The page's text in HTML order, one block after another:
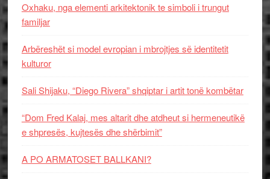
Oxhaku, nga elementi arkitektonik te simboli i trungut
familjar
Arbëreshët si model evropian i mbrojtjes së identitetit
kulturor
Sali Shijaku, “Diego Rivera” shqiptar i artit tonë kombëtar
“Dom Fred Kalaj, mes altarit dhe atdheut si hermeneutikë
e shpresës, kujtesës dhe shërbimit”
A PO ARMATOSET BALLKANI?